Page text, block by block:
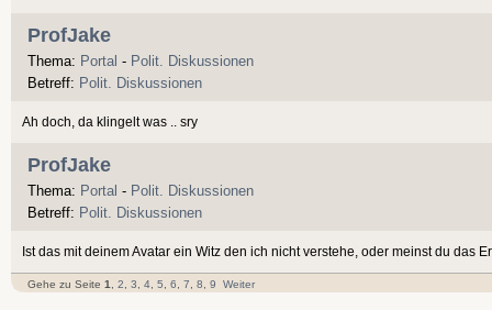
ProfJake
Thema: Portal - Polit. Diskussionen
Betreff: Polit. Diskussionen
Ah doch, da klingelt was .. sry
ProfJake
Thema: Portal - Polit. Diskussionen
Betreff: Polit. Diskussionen
Ist das mit deinem Avatar ein Witz den ich nicht verstehe, oder meinst du das
Gehe zu Seite 1 2 3 4, 5 6 7 8 9 Weiter